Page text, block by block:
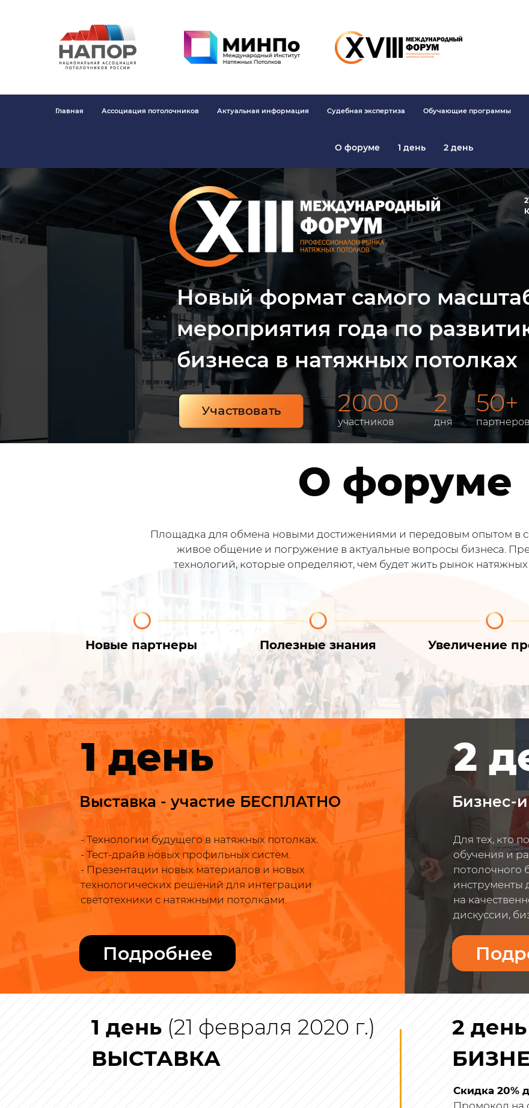
Главная Ассоциация потолочников Актуальная информация Судебная экспертиза Обучающие программы
О форуме 1 день 2 день
Новый формат самого
мероприятия года по
бизнеса в натяжных потолках
2000 2 50+
участников партнеров
дня
О форуме
Площадка для обмена новыми достижениями и передовым опытом в
живое общение и погружение в актуальные вопросы бизнеса.
технологий, которые определяют, чем будет жить рынок
Новые партнеры Полезные знания Увеличение
Для тех, кто
обучения и
потолочного
инструменты
на
дискуссии,
2
Бизнес-
1 день
Выставка - участие БЕСПЛАТНО
- Технологии будущего в натяжных потолках.
- Тест-драйв новых профильных систем.
- Презентации новых материалов и новых
технологических решений для интеграции
светотехники с натяжными потолками.
Подробнее
1 день (21 февраля 2020 г.)
ВЫСТАВКА
2 день
Скидка 20%
Промокод на